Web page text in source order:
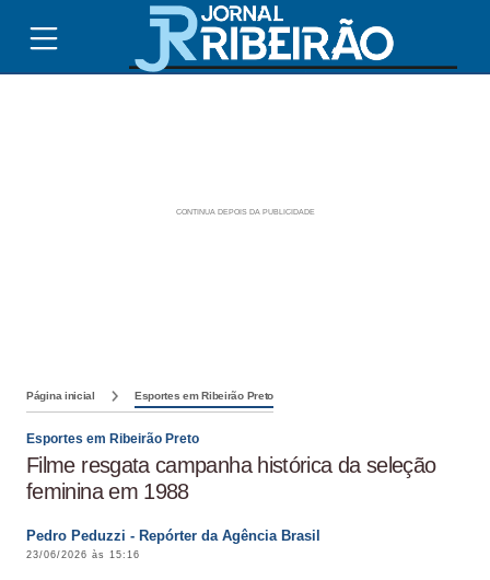
Página inicial Esportes em Ribeirão Preto
Esportes em Ribeirão Preto
Filme resgata campanha histórica da seleção
feminina em 1988
Pedro Peduzzi - Repórter da Agência Brasil
23/06/2026 às 15:16